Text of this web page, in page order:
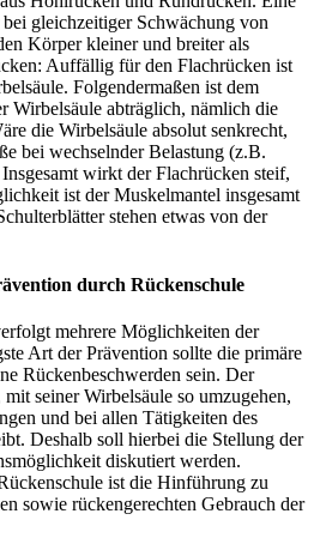
gleichzeitiger Schwächung von
Körper kleiner und breiter als
Auffällig für den Flachrücken ist
Folgendermaßen ist dem
Wirbelsäule abträglich, nämlich die
die Wirbelsäule absolut senkrecht,
bei wechselnder Belastung (z.B.
wirkt der Flachrücken steif,
ist der Muskelmantel insgesamt
stehen etwas von der
durch Rückenschule
mehrere Möglichkeiten der
Art der Prävention sollte die primäre
Rückenbeschwerden sein. Der
seiner Wirbelsäule so umzugehen,
und bei allen Tätigkeiten des
Deshalb soll hierbei die Stellung der
diskutiert werden.
ist die Hinführung zu
sowie rückengerechten Gebrauch der